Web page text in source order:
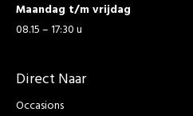
Maandag t/m vrijdag
08.15 – 17:30 u
Direct Naar
Occasions